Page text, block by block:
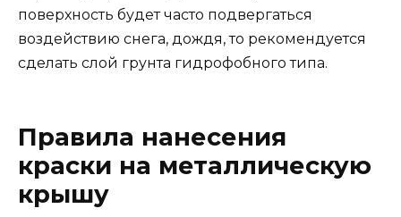
поверхность будет часто подвергаться
воздействию снега, дождя, то рекомендуется
сделать слой грунта гидрофобного типа.
Правила нанесения
краски на металлическую
крышу